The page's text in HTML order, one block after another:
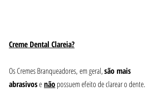
Creme Dental Clareia?
Os Cremes Branqueadores, em geral, são mais
abrasivos e não possuem efeito de clarear o dente.